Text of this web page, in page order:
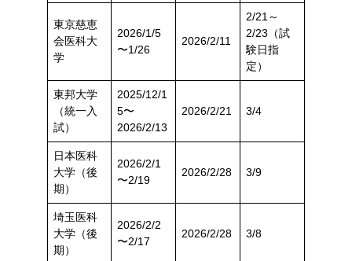
東京慈恵
会医科大
学
2026/1/5
〜1/26
2026/2/11
2/21～
2/23（試
験日指
定）
東邦大学
（統一入
試）
2025/12/1
5〜
2026/2/13
2026/2/21 3/4
日本医科
大学（後
期）
2026/2/1
〜2/19
2026/2/28 3/9
埼玉医科
大学（後
期）
2026/2/2
〜2/17
2026/2/28 3/8